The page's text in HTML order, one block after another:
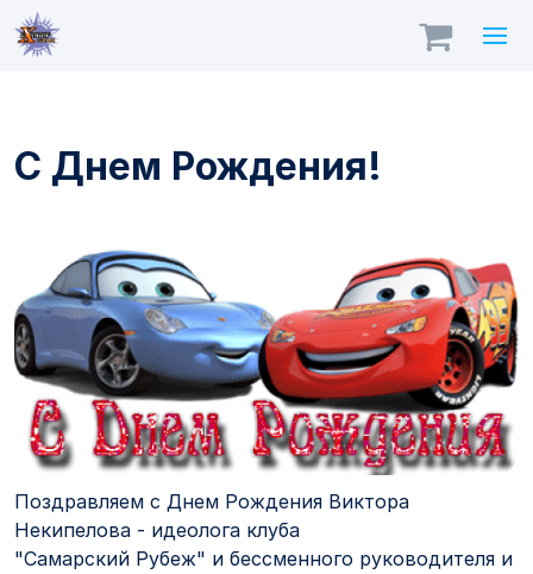
С Днем Рождения!
Поздравляем с Днем Рождения Виктора
Некипелова - идеолога клуба
"Самарский Рубеж" и бессменного руководителя и